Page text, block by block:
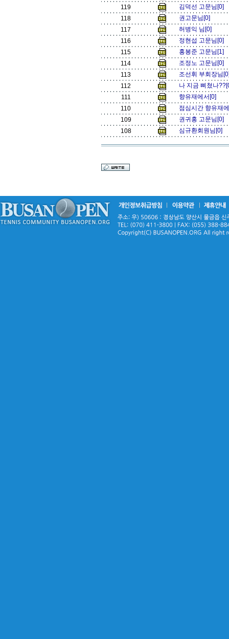
119
김덕선 고문님[0]
118
권고문님[0]
117
허병익 님[0]
116
정현섭 고문님[0]
115
홍봉준 고문님[1]
114
조정노 고문님[0]
113
조선휘 부회장님
112
나 지금 삐쳤나
111
향유재에서[0]
110
점심시간 향유재
109
권귀홍 고문님[0]
108
심규환회원님[0]